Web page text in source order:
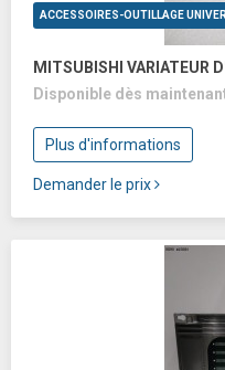
MITSUBISHI VARIATEUR
Disponible dès
Plus d'informations
Demander le prix